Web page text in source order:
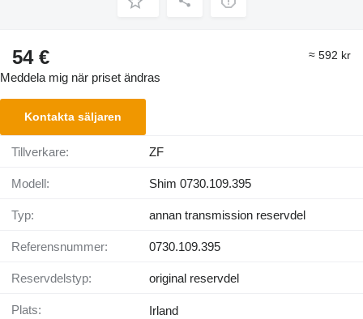
54 € ≈ 592 kr
Meddela mig när priset ändras
Kontakta säljaren
Tillverkare: ZF
Modell: Shim 0730.109.395
Typ: annan transmission reservdel
Referensnummer: 0730.109.395
Reservdelstyp: original reservdel
Plats:
Irland